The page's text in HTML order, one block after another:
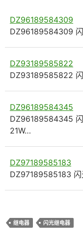
DZ96189584309
DZ96189584309
DZ93189585822
DZ93189585822
DZ96189584345
DZ96189584345
21W…
DZ97189585183
DZ97189585183
继电器 闪光继电器